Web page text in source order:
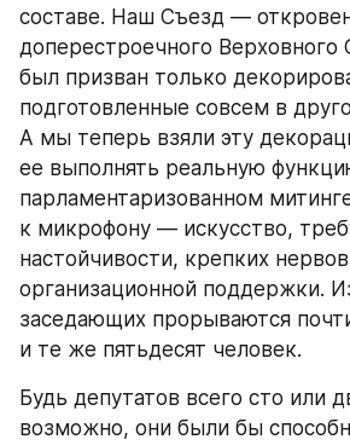
составе. Наш Съезд —
доперестроечного Верховного
был призван только
подготовленные совсем в
А мы теперь взяли эту
ее выполнять реальную
парламентаризованном
к микрофону — искусство,
настойчивости, крепких
организационной поддержки.
заседающих прорываются
и те же пятьдесят человек.
Будь депутатов всего сто или
возможно, они были бы